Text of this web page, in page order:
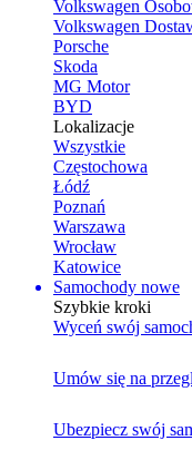
Volkswagen
Volkswagen
Porsche
Skoda
MG Motor
BYD
Lokalizacje
Wszystkie
Częstochowa
Łódź
Poznań
Warszawa
Wrocław
Katowice
Samochody nowe
Szybkie kroki
Wyceń swój
Umów się na
Ubezpiecz swój